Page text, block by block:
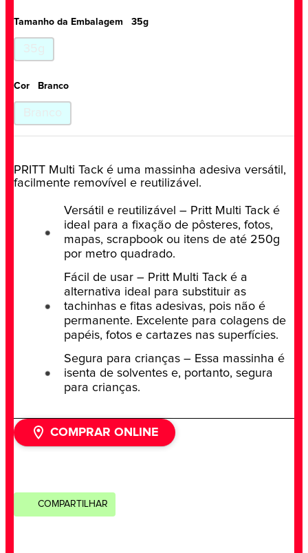
Tamanho da Embalagem 35g
Cor Branco
PRITT Multi Tack é uma massinha adesiva versátil,
facilmente removível e reutilizável.
Versátil e reutilizável – Pritt Multi Tack é
ideal para a fixação de pôsteres, fotos,
mapas, scrapbook ou itens de até 250g
por metro quadrado.
Fácil de usar – Pritt Multi Tack é a
alternativa ideal para substituir as
tachinhas e fitas adesivas, pois não é
permanente. Excelente para colagens de
papéis, fotos e cartazes nas superfícies.
Segura para crianças – Essa massinha é
isenta de solventes e, portanto, segura
para crianças.
COMPRAR ONLINE
COMPARTILHAR